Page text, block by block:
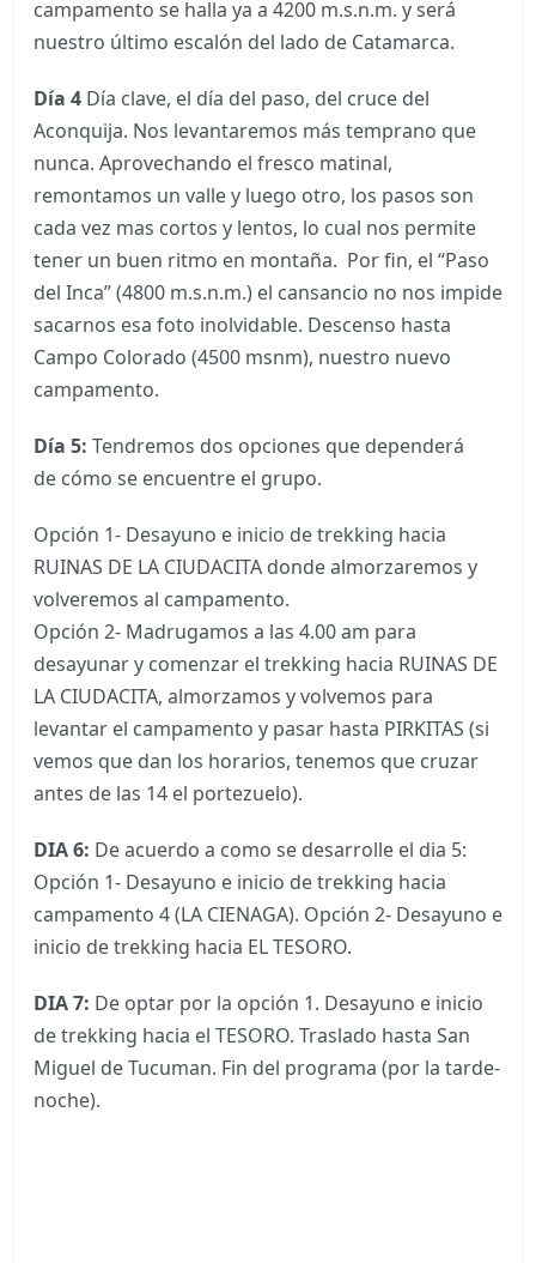
campamento se halla ya a 4200 m.s.n.m. y será
nuestro último escalón del lado de Catamarca.
Día 4 Día clave, el día del paso, del cruce del
Aconquija. Nos levantaremos más temprano que
nunca. Aprovechando el fresco matinal,
remontamos un valle y luego otro, los pasos son
cada vez mas cortos y lentos, lo cual nos permite
tener un buen ritmo en montaña. Por fin, el “Paso
del Inca” (4800 m.s.n.m.) el cansancio no nos impide
sacarnos esa foto inolvidable. Descenso hasta
Campo Colorado (4500 msnm), nuestro nuevo
campamento.
Día 5: Tendremos dos opciones que dependerá
de cómo se encuentre el grupo.
Opción 1- Desayuno e inicio de trekking hacia
RUINAS DE LA CIUDACITA donde almorzaremos y
volveremos al campamento.
Opción 2- Madrugamos a las 4.00 am para
desayunar y comenzar el trekking hacia RUINAS DE
LA CIUDACITA, almorzamos y volvemos para
levantar el campamento y pasar hasta PIRKITAS (si
vemos que dan los horarios, tenemos que cruzar
antes de las 14 el portezuelo).
DIA 6: De acuerdo a como se desarrolle el dia 5:
Opción 1- Desayuno e inicio de trekking hacia
campamento 4 (LA CIENAGA). Opción 2- Desayuno e
inicio de trekking hacia EL TESORO.
DIA 7: De optar por la opción 1. Desayuno e inicio
de trekking hacia el TESORO. Traslado hasta San
Miguel de Tucuman. Fin del programa (por la tarde-
noche).